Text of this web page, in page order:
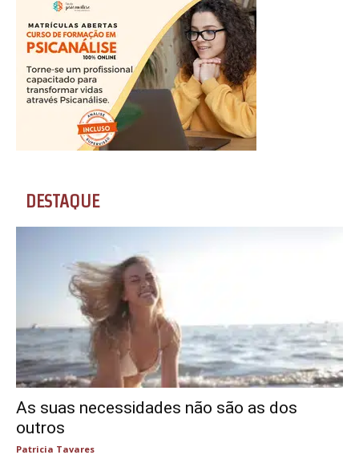
DESTAQUE
As suas necessidades não são as dos
outros
Patricia Tavares